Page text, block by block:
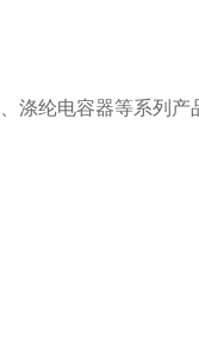
纶电容器等系列产